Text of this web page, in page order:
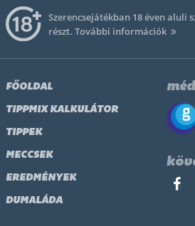
Szerencsejátékban 18 éven aluli
részt. További információk
FŐOLDAL
TIPPMIX KALKULÁTOR
TIPPEK
MECCSEK
EREDMÉNYEK
DUMALÁDA